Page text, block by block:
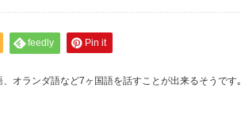
feedly Pin it
オランダ語など7ヶ国語を話すことが出来るそうです｡